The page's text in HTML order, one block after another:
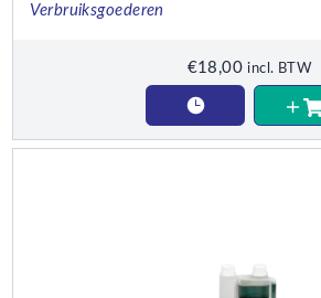
Verbruiksgoederen
€18,00 incl. BTW